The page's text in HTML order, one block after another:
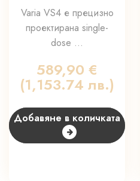
Varia VS4 е прецизно
проектирана single-
dose ...
589,90 €
(1,153.74 лв.)
Добавяне в количката